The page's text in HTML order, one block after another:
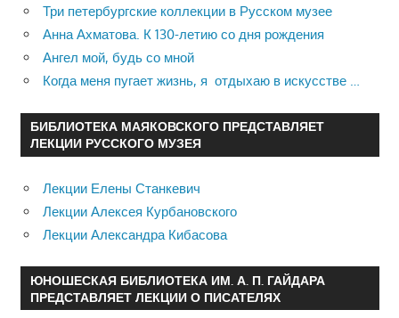
Три петербургские коллекции в Русском музее
Анна Ахматова. К 130-летию со дня рождения
Ангел мой, будь со мной
Когда меня пугает жизнь, я отдыхаю в искусстве …
БИБЛИОТЕКА МАЯКОВСКОГО ПРЕДСТАВЛЯЕТ
ЛЕКЦИИ РУССКОГО МУЗЕЯ
Лекции Елены Станкевич
Лекции Алексея Курбановского
Лекции Александра Кибасова
ЮНОШЕСКАЯ БИБЛИОТЕКА ИМ. А. П. ГАЙДАРА
ПРЕДСТАВЛЯЕТ ЛЕКЦИИ О ПИСАТЕЛЯХ